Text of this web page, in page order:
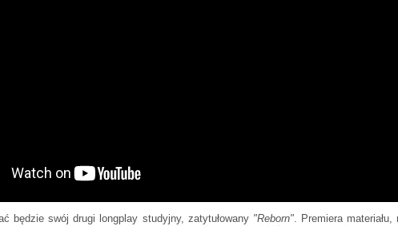
będzie swój drugi longplay studyjny, zatytułowany "Reborn". Premiera materiału,